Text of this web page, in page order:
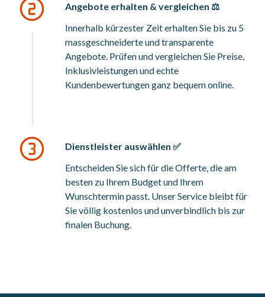
Angebote erhalten & vergleichen ⚖️
Innerhalb kürzester Zeit erhalten Sie bis zu 5
massgeschneiderte und transparente
Angebote. Prüfen und vergleichen Sie Preise,
Inklusivleistungen und echte
Kundenbewertungen ganz bequem online.
Dienstleister auswählen ✅
Entscheiden Sie sich für die Offerte, die am
besten zu Ihrem Budget und Ihrem
Wunschtermin passt. Unser Service bleibt für
Sie völlig kostenlos und unverbindlich bis zur
finalen Buchung.